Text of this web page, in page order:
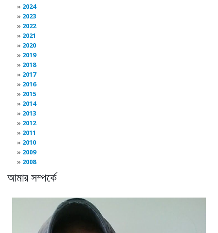
2024
2023
2022
2021
2020
2019
2018
2017
2016
2015
2014
2013
2012
2011
2010
2009
2008
আমার সম্পর্কে